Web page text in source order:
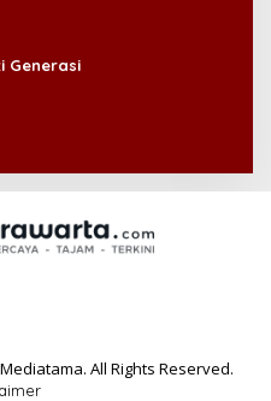
Generasi
All Rights Reserved.